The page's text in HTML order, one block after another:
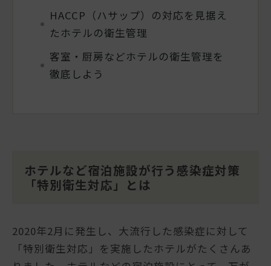
HACCP（ハサップ）の対応を見据え
たホテルの衛生管理
客室・厨房などホテルの衛生管理を
徹底しよう
ホテルなど宿泊施設が行う感染症対策
「特別衛生対応」とは
2020年2月に発生し、大流行した感染症に対して
「特別衛生対応」を実施したホテルがたくさんあ